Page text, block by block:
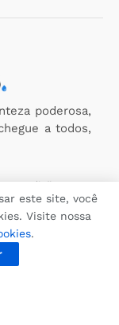
poderosa,
a todos,
Condições
Enviar Notícia
que você confia.
0001-09
este site, você
Visite nossa
.